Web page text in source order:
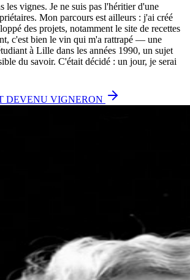
les vignes. Je ne suis pas l'héritier d'une
Mon parcours est ailleurs : j'ai créé
des projets, notamment le site de recettes
c'est bien le vin qui m'a rattrapé — une
à Lille dans les années 1990, un sujet
du savoir. C'était décidé : un jour, je serai
DEVENU VIGNERON